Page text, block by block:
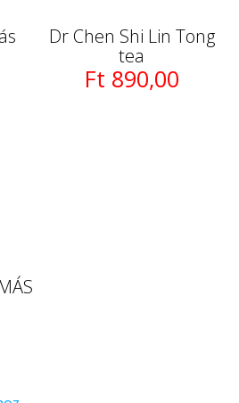
Dr Chen Shi Lin Tong
tea
Ft 890,00